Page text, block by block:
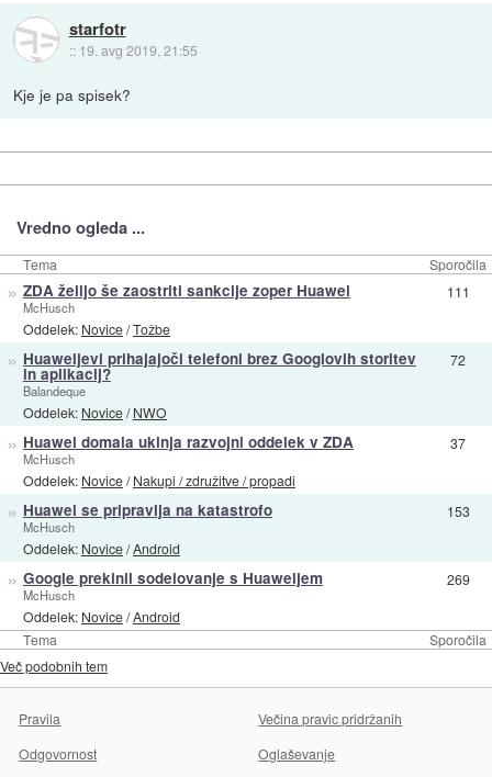
starfotr
:: 19. avg 2019, 21:55
Kje je pa spisek?
Vredno ogleda ...
Tema Sporočila
Tema Sporočila
» ZDA želijo še zaostriti sankcije zoper Huawei
McHusch
Oddelek: Novice/Tožbe
111
» Huaweijevi prihajajoči telefoni brez Googlovih storitev
in aplikacij?
Balandeque
Oddelek: Novice/NWO
72
» Huawei domala ukinja razvojni oddelek v ZDA
McHusch
Oddelek: Novice/Nakupi / združitve / propadi
37
» Huawei se pripravlja na katastrofo
McHusch
Oddelek: Novice/Android
153
» Google prekinil sodelovanje s Huaweijem
McHusch
Oddelek: Novice/Android
269
Več podobnih tem
Pravila
Večina pravic pridržanih
Odgovornost
Oglaševanje